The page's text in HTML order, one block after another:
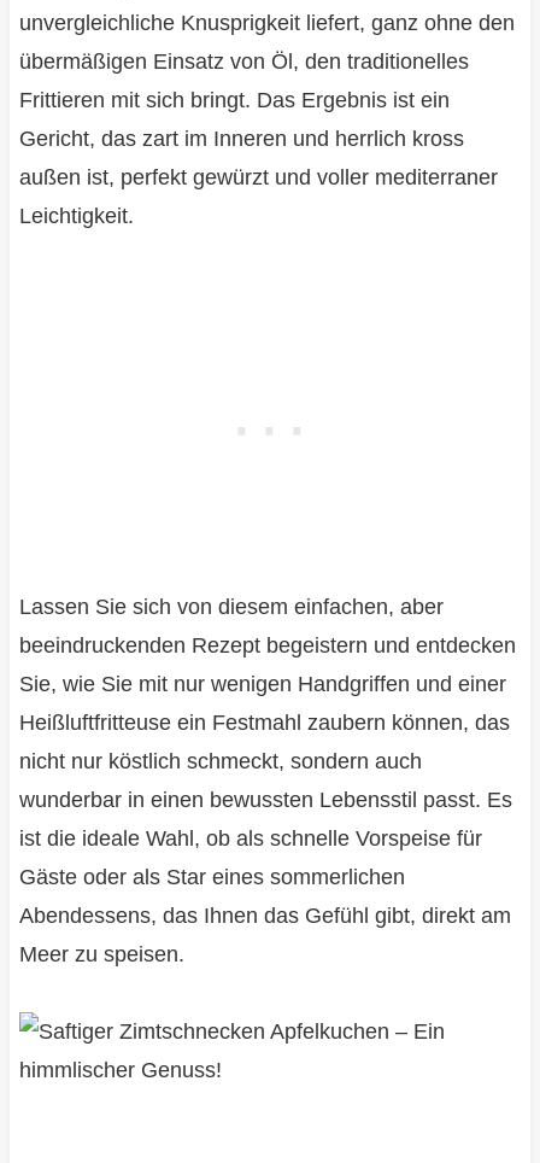
unvergleichliche Knusprigkeit liefert, ganz ohne den
übermäßigen Einsatz von Öl, den traditionelles
Frittieren mit sich bringt. Das Ergebnis ist ein
Gericht, das zart im Inneren und herrlich kross
außen ist, perfekt gewürzt und voller mediterraner
Leichtigkeit.
Lassen Sie sich von diesem einfachen, aber
beeindruckenden Rezept begeistern und entdecken
Sie, wie Sie mit nur wenigen Handgriffen und einer
Heißluftfritteuse ein Festmahl zaubern können, das
nicht nur köstlich schmeckt, sondern auch
wunderbar in einen bewussten Lebensstil passt. Es
ist die ideale Wahl, ob als schnelle Vorspeise für
Gäste oder als Star eines sommerlichen
Abendessens, das Ihnen das Gefühl gibt, direkt am
Meer zu speisen.